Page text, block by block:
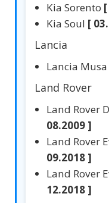
Kia Sorento
Kia Soul [
Lancia
Lancia Musa
Land Rover
Land Rover
08.2009 ]
Land Rover
09.2018 ]
Land Rover
12.2018 ]